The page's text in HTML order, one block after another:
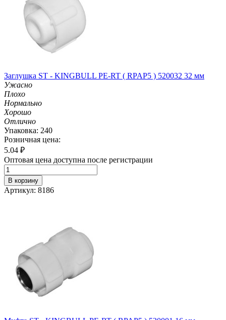
Заглушка ST - KINGBULL PE-RT ( RPAP5 ) 520032 32 мм
Ужасно
Плохо
Нормально
Хорошо
Отлично
Упаковка: 240
Розничная цена:
5.04 ₽
Оптовая цена доступна после регистрации
В корзину
Артикул: 8186